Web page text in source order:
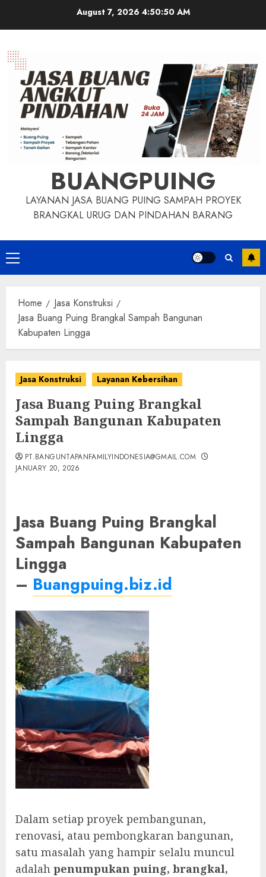
August 7, 20264:50:51 AM
BUANGPUING
LAYANAN JASA BUANG PUING SAMPAH PROYEK
BRANGKAL URUG DAN PINDAHAN BARANG
Primary
Menu
Home
Jasa Konstruksi
Jasa Buang Puing Brangkal Sampah Bangunan
Kabupaten Lingga
Jasa Konstruksi Layanan Kebersihan
Jasa Buang Puing Brangkal
Sampah Bangunan Kabupaten
Lingga
PT.BANGUNTAPANFAMILYINDONESIA@GMAIL.COM
JANUARY 20, 2026
Jasa Buang Puing Brangkal
Sampah Bangunan Kabupaten
Lingga
– Buangpuing.biz.id
Dalam setiap proyek pembangunan,
renovasi, atau pembongkaran bangunan,
satu masalah yang hampir selalu muncul
adalah penumpukan puing, brangkal,